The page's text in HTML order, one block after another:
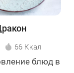
66 Ккал
блюд в